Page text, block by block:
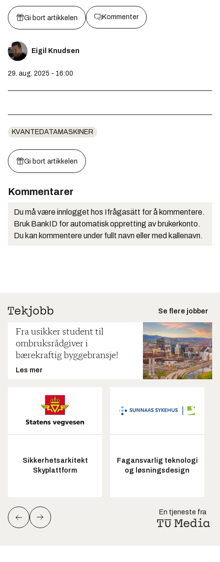
Gi bort artikkelen Kommenter
Eigil Knudsen
29. aug. 2025 - 16:00
KVANTEDATAMASKINER
Gi bort artikkelen
Kommentarer
Du må være innlogget hos Ifrågasätt for å kommentere.
Bruk BankID for automatisk oppretting av brukerkonto.
Du kan kommentere under fullt navn eller med kallenavn.
Se flere jobber
Fra usikker student til
ombruksrådgiver i
bærekraftig byggebransje!
Les mer
Sikkerhetsarkitekt
Skyplattform
Fagansvarlig teknologi
og løsningsdesign
En tjeneste fra